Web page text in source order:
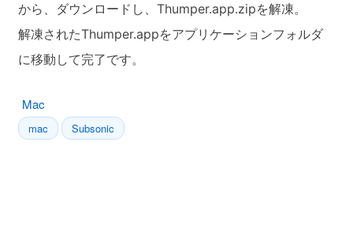
から、ダウンロードし、Thumper.app.zipを解凍。
解凍されたThumper.appをアプリケーションフォルダ
に移動して完了です。
Mac
mac Subsonic